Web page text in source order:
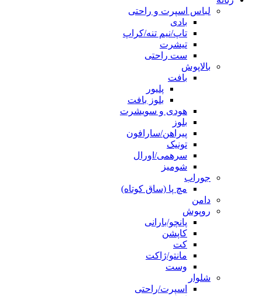
لباس اسپرت و راحتی
بادی
تاپ/نیم تنه/کراپ
تیشرت
ست راحتی
بالاپوش
بافت
پلیور
بلوز بافت
هودی و سویشرت
بلوز
پیراهن/سارافون
تونیک
سرهمی/اورال
شومیز
جوراب
مچ پا (ساق کوتاه)
دامن
روپوش
پانچو/بارانی
کاپشن
کت
مانتو/ژاکت
وست
شلوار
اسپرت/راحتی